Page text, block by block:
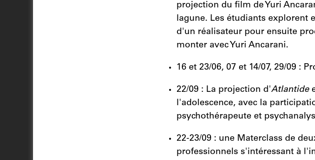
projection du film de Yuri
lagune. Les étudiants explorent
d'un réalisateur pour ensuite
monter avec Yuri Ancarani.
16 et 23/06, 07 et 14/07, 29/09 :
22/09 : La projection d'Atlantide
l'adolescence, avec la
psychothérapeute et
22-23/09 : une Materclass de
professionnels s'intéressant à